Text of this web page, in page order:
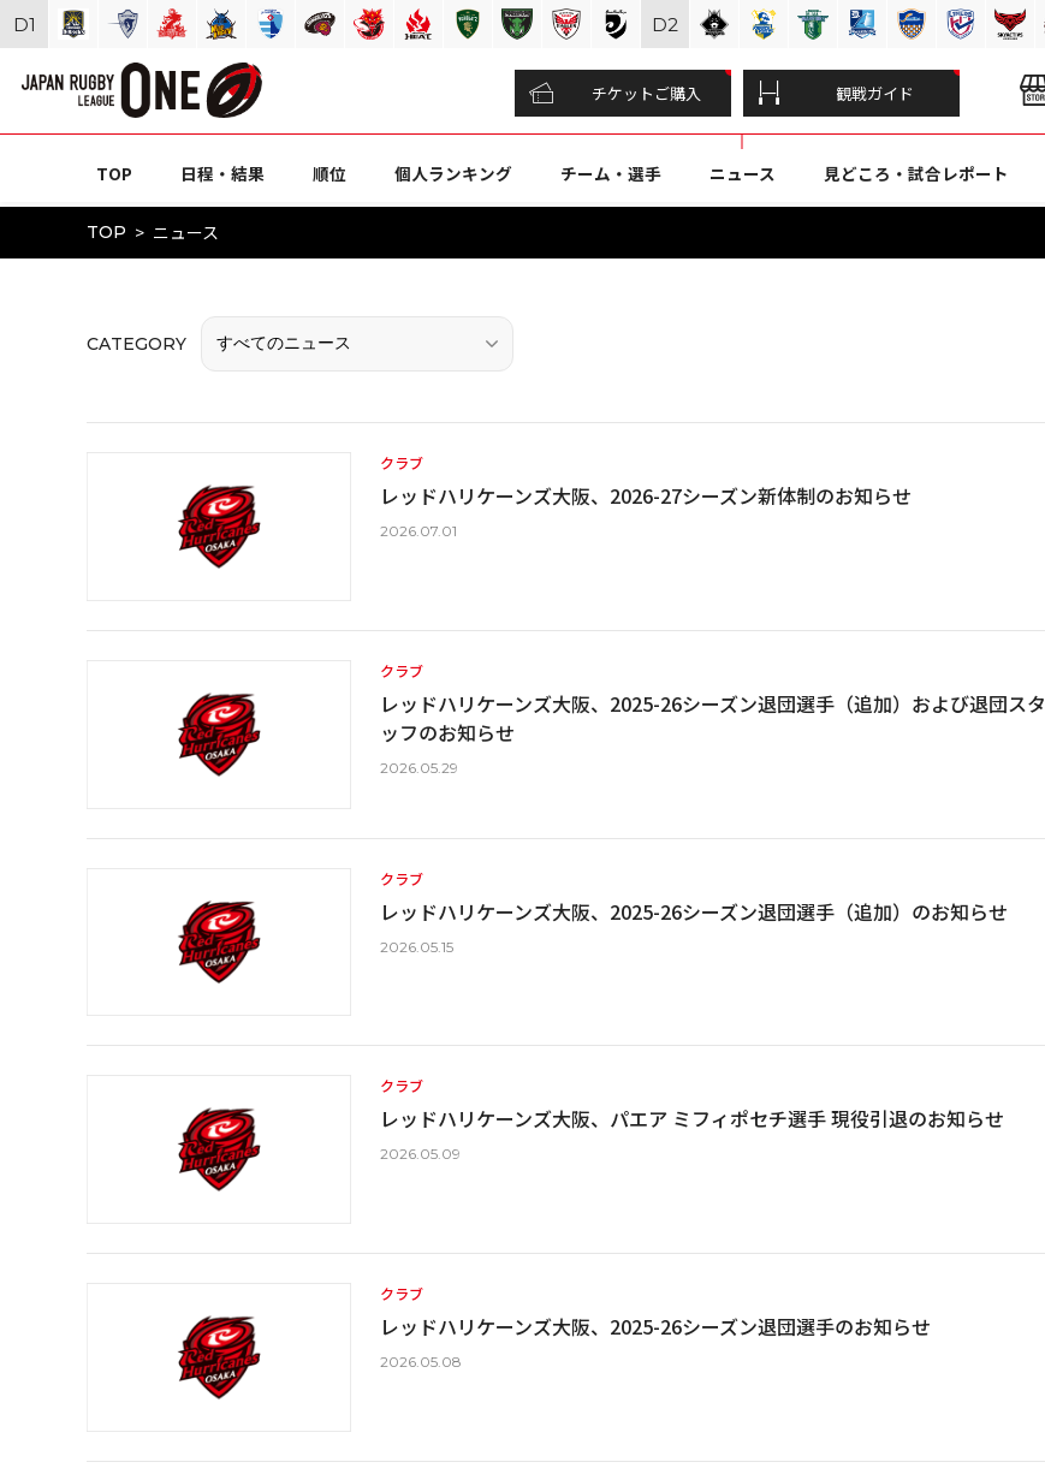
チケットご購入 観戦ガイド
TOP 日程・結果 順位 個人ランキング チーム・選手 ニュース 見どころ・試合レポート
TOP ニュース
CATEGORY
クラブ
レッドハリケーンズ大阪、2026-27シーズン新体制のお知らせ
2026.07.01
クラブ
レッドハリケーンズ大阪、2025-26シーズン退団選手（追加）および退団スタ
ッフのお知らせ
2026.05.29
クラブ
レッドハリケーンズ大阪、2025-26シーズン退団選手（追加）のお知らせ
2026.05.15
クラブ
レッドハリケーンズ大阪、パエア ミフィポセチ選手 現役引退のお知らせ
2026.05.09
クラブ
レッドハリケーンズ大阪、2025-26シーズン退団選手のお知らせ
2026.05.08
D1 D2